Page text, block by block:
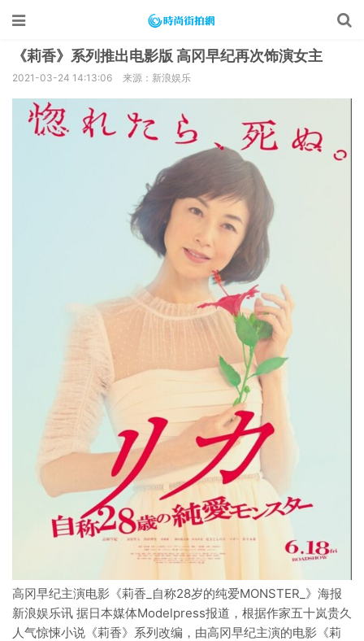
《莉香》系列推出电影版 高冈早纪再次饰演女主
2021-03-24 14:13:06 来源：新浪娱乐
高冈早纪主演电影《莉香_自称28岁的纯爱MONSTER_》海报
新浪娱乐讯 据日本媒体Modelpress报道，根据作家五十岚贵久
人气惊悚小说《莉香》系列改编，由高冈早纪主演的电影《莉